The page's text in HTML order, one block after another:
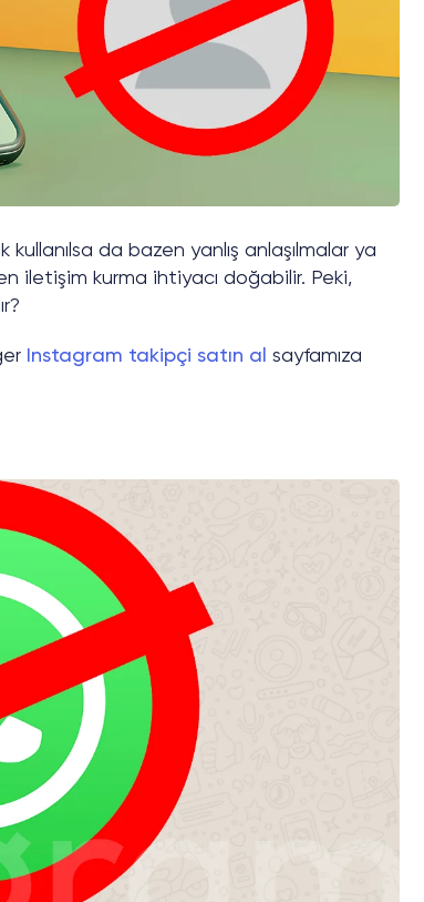
da bazen yanlış anlaşılmalar ya
iletişim kurma ihtiyacı doğabilir. Peki,
Instagram takipçi satın al sayfamıza